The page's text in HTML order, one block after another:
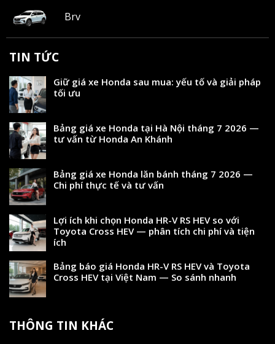
Brv
TIN TỨC
Giữ giá xe Honda sau mua: yếu tố và giải pháp
tối ưu
Bảng giá xe Honda tại Hà Nội tháng 7 2026 —
tư vấn từ Honda An Khánh
Bảng giá xe Honda lăn bánh tháng 7 2026 —
Chi phí thực tế và tư vấn
Lợi ích khi chọn Honda HR-V RS HEV so với
Toyota Cross HEV — phân tích chi phí và tiện
ích
Bảng báo giá Honda HR-V RS HEV và Toyota
Cross HEV tại Việt Nam — So sánh nhanh
THÔNG TIN KHÁC